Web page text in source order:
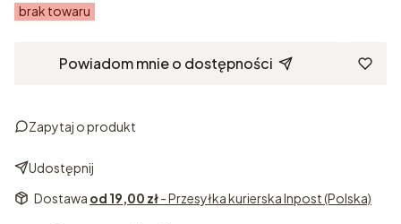
brak towaru
Powiadom mnie o dostępności
Zapytaj o produkt
Udostępnij
Dostawa od 19,00 zł- Przesyłka kurierska Inpost (Polska)